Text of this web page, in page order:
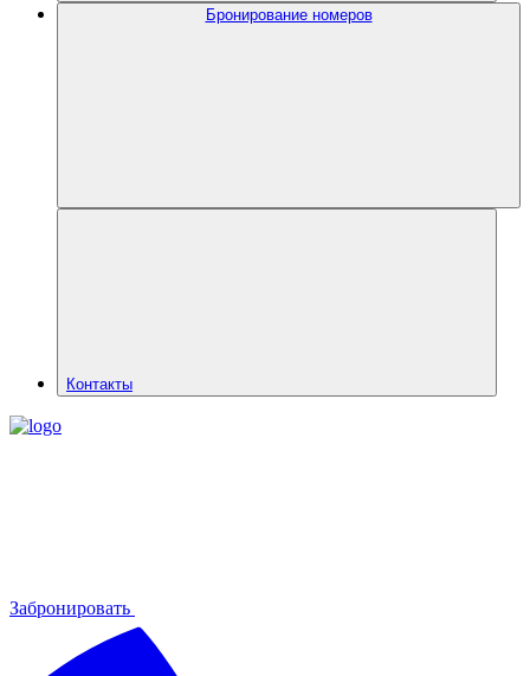
Бронирование номеров
Контакты
Забронировать